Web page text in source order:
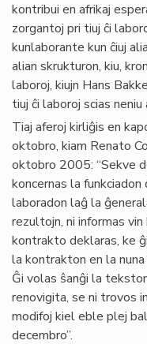
kontribui en afrikaj
zorgantoj pri tiuj ĉi
kunlaborante kun ĉiuj
alian skrukturon, kiu,
laboroj, kiujn Hans
tiuj ĉi laboroj scias
Tiaj aferoj kirliĝis en
oktobro, kiam Renato
oktobro 2005: “Sekve
koncernas la
laboradon laĝ la
rezultojn, ni informas
kontrakto deklaras, ke
la kontrakton en la
Ĝi volas ŝanĝi la
renovigita, se ni trovos
modifoj kiel eble plej
decembro”.